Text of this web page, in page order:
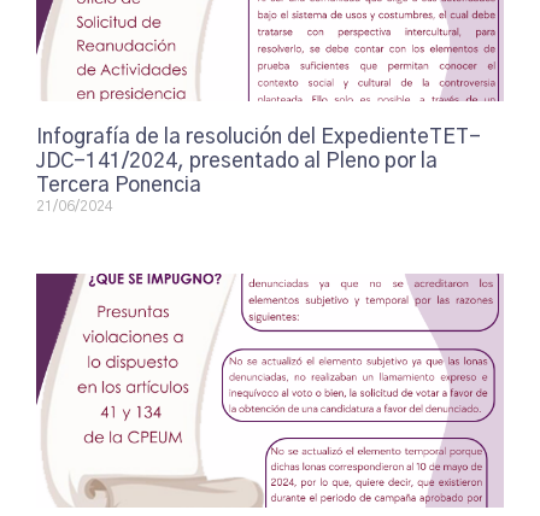
Infografía de la resolución del ExpedienteTET-
JDC-141/2024, presentado al Pleno por la
Tercera Ponencia
21/06/2024